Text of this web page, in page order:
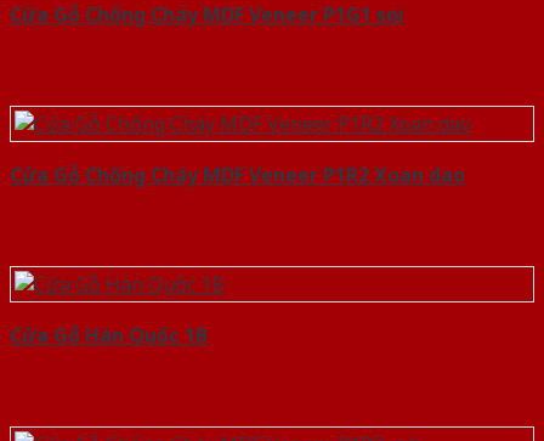
Cửa Gỗ Chống Cháy MDF Veneer P1G1 soi
Cửa Gỗ Chống Cháy MDF Veneer P1R2 Xoan dao
Cửa Gỗ Hàn Quốc 1B